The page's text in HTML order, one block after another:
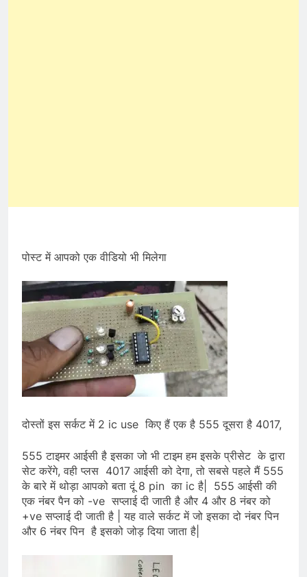
पोस्ट में आपको एक वीडियो भी मिलेगा
दोस्तों इस सर्कट में 2 ic use किए हैं एक है 555 दूसरा है 4017,
555 टाइमर आईसी है इसका जो भी टाइम हम इसके प्रीसेट के द्वारा
सेट करेंगे, वही प्लस 4017 आईसी को देगा, तो सबसे पहले मैं 555
के बारे में थोड़ा आपको बता दूं 8 pin का ic है| 555 आईसी की
एक नंबर पैन को -ve सप्लाई दी जाती है और 4 और 8 नंबर को
+ve सप्लाई दी जाती है | यह वाले सर्कट में जो इसका दो नंबर पिन
और 6 नंबर पिन है इसको जोड़ दिया जाता है|